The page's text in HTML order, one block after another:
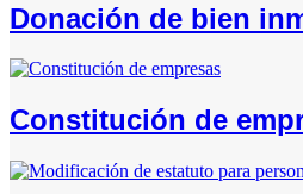
Donación de bien
Constitución de